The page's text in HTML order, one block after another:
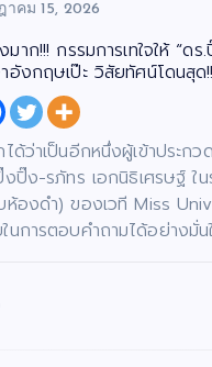
าคม 15, 2026
มาก!!! กรรมการเทใจให้ “
อังกฤษเป๊ะ วิสัยทัศน์โดนสุด
ได้ว่าเป็นอีกหนึ่งผู้เข้าประก
งปิ๊ง-รภัทร เอกนิธิเศรษฐ์
ห้องดำ) ของเวที Miss
นการตอบคำถามได้อย่างมั่